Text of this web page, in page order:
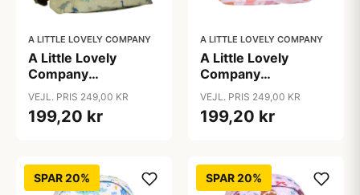
A LITTLE LOVELY COMPANY
A Little Lovely
Company
Børnerygsæk -
Dinosaur
VEJL. PRIS 249,00 KR
199,20 kr
A LITTLE LOVELY COMPANY
A Little Lovely
Company
Børnerygsæk -
Hearts
VEJL. PRIS 249,00 KR
199,20 kr
SPAR 20% SPAR 20%